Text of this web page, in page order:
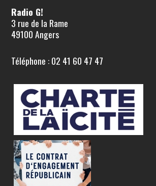
Radio G!
3 rue de la Rame
49100 Angers
Téléphone : 02 41 60 47 47